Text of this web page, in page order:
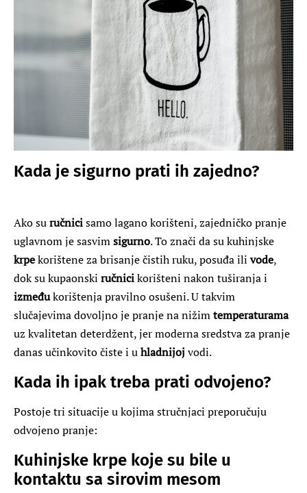
Kada je sigurno prati ih zajedno?
Ako suručnicisamo lagano korišteni, zajedničko pranje
uglavnom je sasvimsigurno. To znači da su kuhinjske
krpekorištene za brisanje čistih ruku, posuđa ilivode,
dok su kupaonski ručnicikorišteni nakon tuširanja i
izmeđukorištenja pravilno osušeni. U takvim
slučajevima dovoljno je pranje na nižimtemperaturama
uz kvalitetan deterdžent, jer moderna sredstva za pranje
danas učinkovito čiste i uhladnijoj vodi.
Kada ih ipak treba prati odvojeno?
Postoje tri situacije u kojima stručnjaci preporučuju
odvojeno pranje:
Kuhinjske krpe koje su bile u
kontaktu sa sirovim mesom